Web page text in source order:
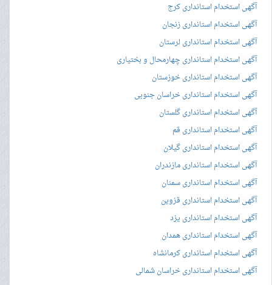
آگهی استخدام استانداری کرج
آگهی استخدام استانداری زنجان
آگهی استخدام استانداری لرستان
آگهی استخدام استانداری چهارمحال و بختیاری
آگهی استخدام استانداری خوزستان
آگهی استخدام استانداری خراسان جنوبی
آگهی استخدام استانداری گلستان
آگهی استخدام استانداری قم
آگهی استخدام استانداری گیلان
آگهی استخدام استانداری مازندران
آگهی استخدام استانداری سمنان
آگهی استخدام استانداری قزوین
آگهی استخدام استانداری یزد
آگهی استخدام استانداری همدان
آگهی استخدام استانداری کرمانشاه
آگهی استخدام استانداری خراسان شمالی